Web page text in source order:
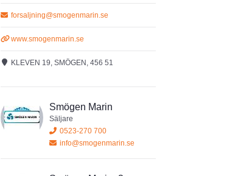
forsaljning@smogenmarin.se
www.smogenmarin.se
KLEVEN 19, SMÖGEN, 456 51
Smögen Marin
Säljare
0523-270 700
info@smogenmarin.se